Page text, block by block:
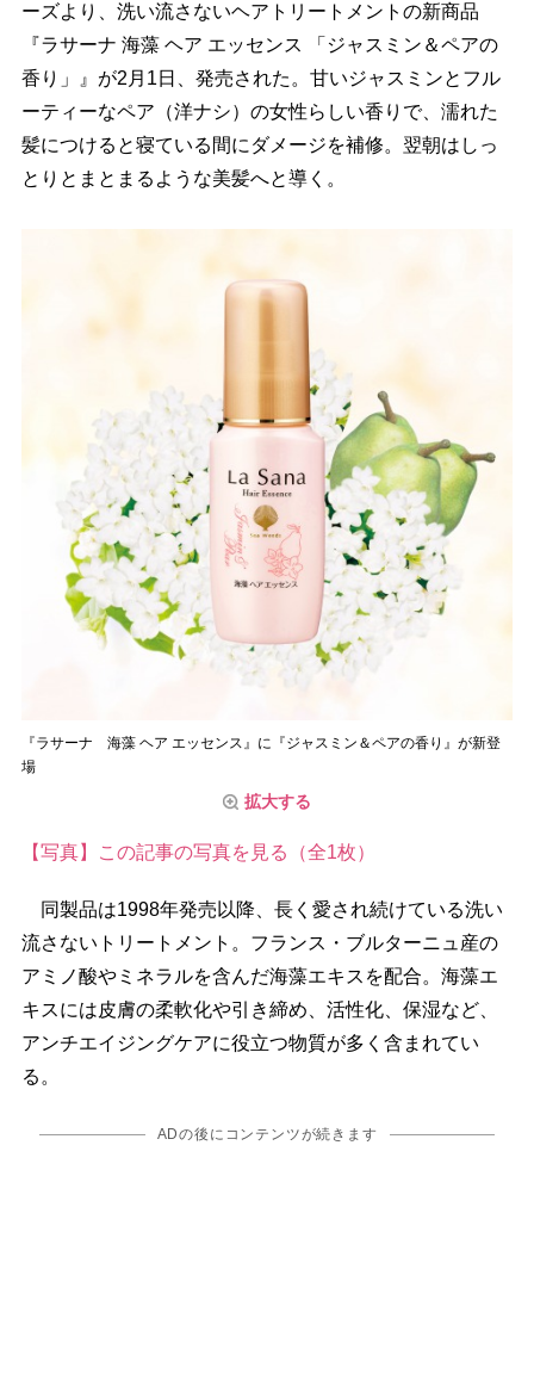
ーズより、洗い流さないヘアトリートメントの新商品
『ラサーナ 海藻 ヘア エッセンス 「ジャスミン＆ペアの
香り」』が2月1日、発売された。甘いジャスミンとフル
ーティーなペア（洋ナシ）の女性らしい香りで、濡れた
髪につけると寝ている間にダメージを補修。翌朝はしっ
とりとまとまるような美髪へと導く。
『ラサーナ 海藻 ヘア エッセンス』に『ジャスミン＆ペアの香り』が新登
場
拡大する
【写真】この記事の写真を見る（全1枚）
同製品は1998年発売以降、長く愛され続けている洗い
流さないトリートメント。フランス・ブルターニュ産の
アミノ酸やミネラルを含んだ海藻エキスを配合。海藻エ
キスには皮膚の柔軟化や引き締め、活性化、保湿など、
アンチエイジングケアに役立つ物質が多く含まれてい
る。
ADの後にコンテンツが続きます